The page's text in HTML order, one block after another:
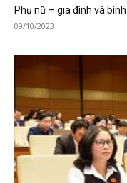
Phụ nữ – gia đình và
09/10/2023